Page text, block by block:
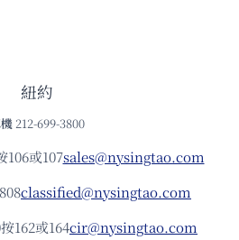
紐約
212-699-3800
106或107sales@nysingtao.com
classified@nysingtao.com
162或164cir@nysingtao.com